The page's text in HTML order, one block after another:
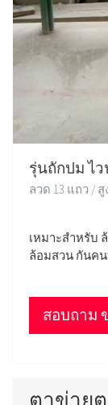
รุ่นถักปม ไ
ลวด 13 แถว / สู
เหมาะสำหรับ
ล้อมสวน กันค
สอบถาม
ตาข่ายต